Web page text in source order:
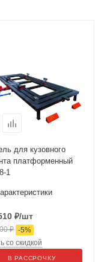
для кузовного
платформенный
1
₽/шт
₽ -5%
со скидкой
В РАССРОЧКУ